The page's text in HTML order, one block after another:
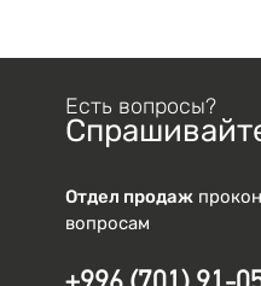
Есть вопросы?
Отдел продаж
вопросам